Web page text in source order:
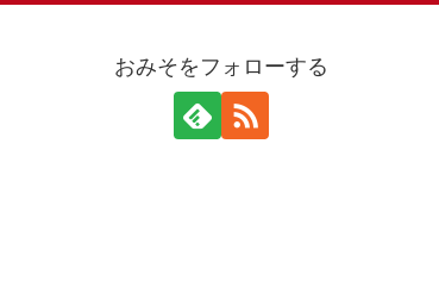
おみそをフォローする